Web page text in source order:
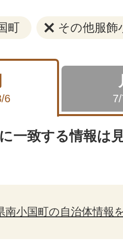
町 その他服飾
6
一致する情報は
南小国町の自治体情報